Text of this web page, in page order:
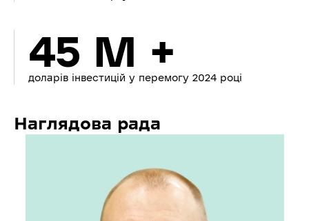
45 M +
доларів інвестицій у перемогу 2024 році
Наглядова рада